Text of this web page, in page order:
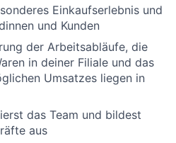
Einkaufserlebnis und
und Kunden
der Arbeitsabläufe, die
in deiner Filiale und das
Umsatzes liegen in
das Team und bildest
aus